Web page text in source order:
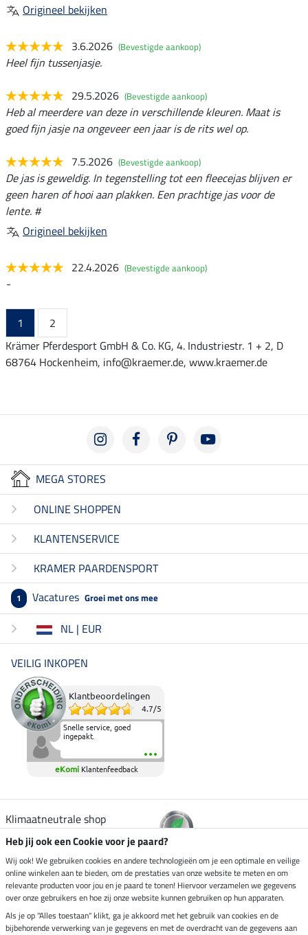
Origineel bekijken
3.6.2026 (Bevestigde aankoop)
Heel fijn tussenjasje.
29.5.2026 (Bevestigde aankoop)
Heb al meerdere van deze in verschillende kleuren. Maat is
goed fijn jasje na ongeveer een jaar is de rits wel op.
7.5.2026 (Bevestigde aankoop)
De jas is geweldig. In tegenstelling tot een fleecejas blijven er
geen haren of hooi aan plakken. Een prachtige jas voor de
lente. #
Origineel bekijken
22.4.2026 (Bevestigde aankoop)
-
1
2
Krämer Pferdesport GmbH & Co. KG, 4. Industriestr. 1 + 2, D
68764 Hockenheim, info@kraemer.de, www.kraemer.de
MEGA STORES
ONLINE SHOPPEN
KLANTENSERVICE
KRAMER PAARDENSPORT
1 Vacatures Groei met ons mee
NL | EUR
VEILIG INKOPEN
Klantbeoordelingen
4.7/5
Snelle service, goed
ingepakt.
eKomi Klantenfeedback
Klimaatneutrale shop
Verzending per
Veilig betalen met
Heb jij ook een Cookie voor je paard?
Wij ook! We gebruiken cookies en andere technologieën om je een optimale en veilige
online winkelen aan te bieden, om de prestaties van onze website te meten en om
relevante producten voor jou en je paard te tonen! Hiervoor verzamelen we gegevens
over onze gebruikers en hoe zij onze website kunnen gebruiken op hun apparaten.
Als je op "Alles toestaan" klikt, ga je akkoord met het gebruik van cookies en de
bijbehorende verwerking van je gegevens en met de overdracht van de gegevens aan